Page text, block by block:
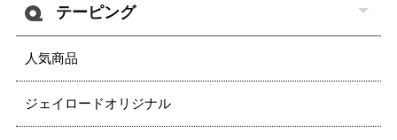
テーピング
人気商品
ジェイロードオリジナル